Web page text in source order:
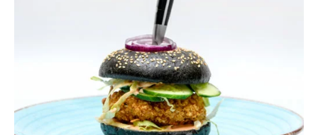
DOWIEDZ SIĘ WIĘCEJ